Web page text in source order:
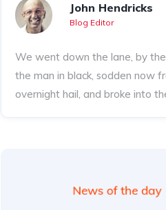
John Hendricks
Blog Editor
We went down the lane, by
the man in black, sodden now
overnight hail, and broke into